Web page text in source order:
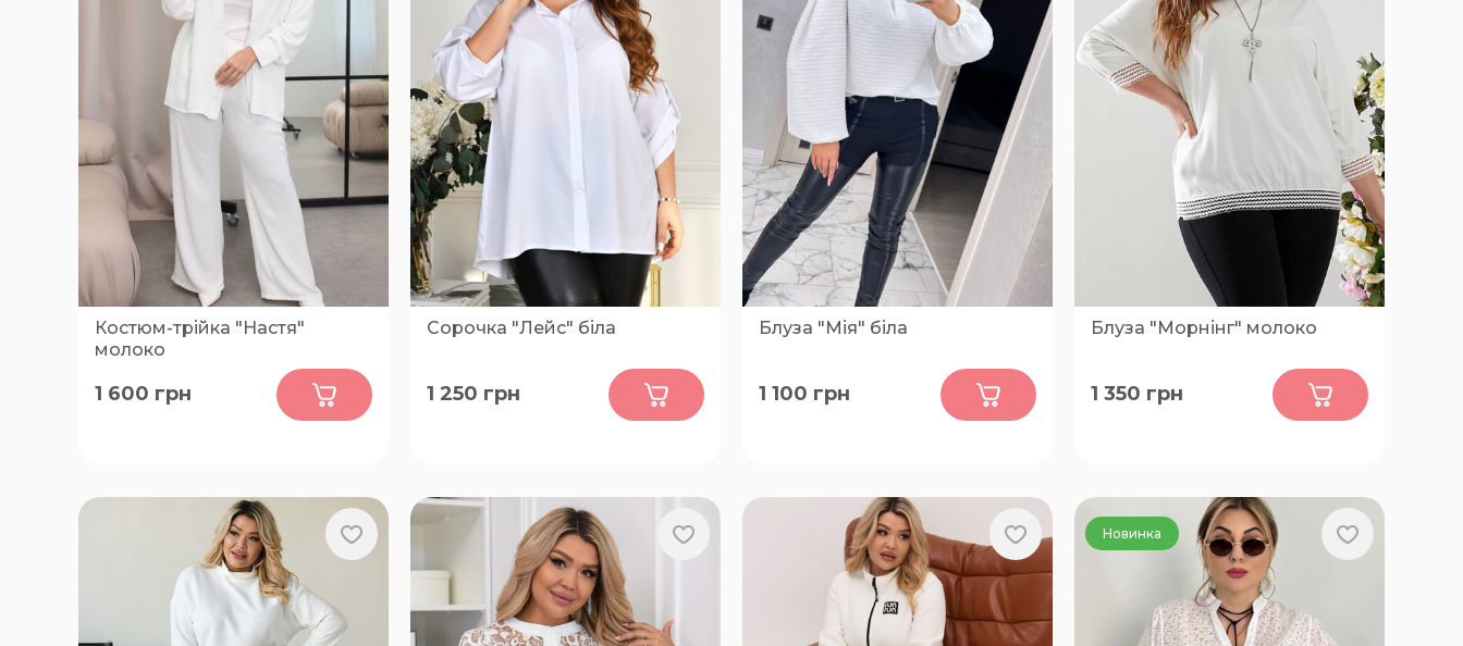
Костюм-трійка "Настя"
молоко
1 600 грн
Сорочка "Лейс" біла
1 250 грн
Блуза "Мія" біла
1 100 грн
Блуза "Морнінг" молоко
1 350 грн
Новинка